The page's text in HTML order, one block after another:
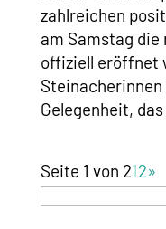
zahlreichen
am Samstag die
offiziell eröffnet
Gelegenheit,
Seite 1 von 212»